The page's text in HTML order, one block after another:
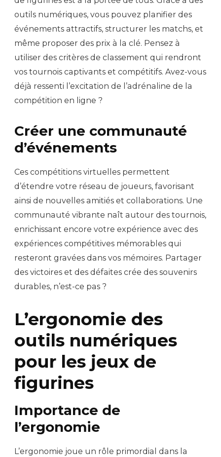
outils numériques, vous pouvez planifier des
événements attractifs, structurer les matchs, et
même proposer des prix à la clé. Pensez à
utiliser des critères de classement qui rendront
vos tournois captivants et compétitifs. Avez-vous
déjà ressenti l’excitation de l’adrénaline de la
compétition en ligne ?
Créer une communauté
d’événements
Ces compétitions virtuelles permettent
d’étendre votre réseau de joueurs, favorisant
ainsi de nouvelles amitiés et collaborations. Une
communauté vibrante naît autour des tournois,
enrichissant encore votre expérience avec des
expériences compétitives mémorables qui
resteront gravées dans vos mémoires. Partager
des victoires et des défaites crée des souvenirs
durables, n’est-ce pas ?
L’ergonomie des
outils numériques
pour les jeux de
figurines
Importance de
l’ergonomie
L’ergonomie joue un rôle primordial dans la